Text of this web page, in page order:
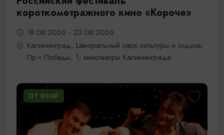
короткометражного кино «Короче»
18.08.2026 - 23.08.2026
Калининград, Центральный парк культуры и отдыха,
Пр-т Победы, 1; кинотеатры Калининграда
ОТ 800₽